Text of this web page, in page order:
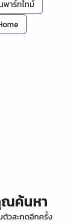
พาร์ทไทม์
ค้นหา
ตัวสะกดอีกครั้ง